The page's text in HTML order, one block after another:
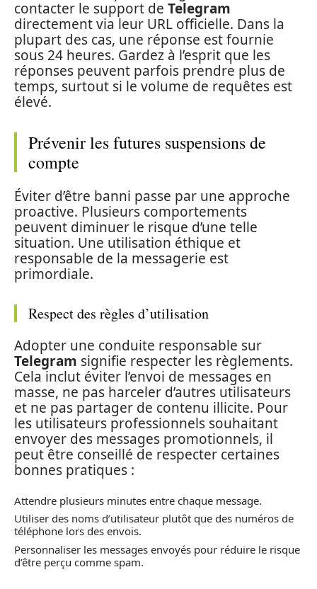
contacter le support de Telegram
directement via leur URL officielle. Dans la
plupart des cas, une réponse est fournie
sous 24 heures. Gardez à l’esprit que les
réponses peuvent parfois prendre plus de
temps, surtout si le volume de requêtes est
élevé.
Prévenir les futures suspensions de
compte
Éviter d’être banni passe par une approche
proactive. Plusieurs comportements
peuvent diminuer le risque d’une telle
situation. Une utilisation éthique et
responsable de la messagerie est
primordiale.
Respect des règles d’utilisation
Adopter une conduite responsable sur
Telegram signifie respecter les règlements.
Cela inclut éviter l’envoi de messages en
masse, ne pas harceler d’autres utilisateurs
et ne pas partager de contenu illicite. Pour
les utilisateurs professionnels souhaitant
envoyer des messages promotionnels, il
peut être conseillé de respecter certaines
bonnes pratiques :
Attendre plusieurs minutes entre chaque message.
Utiliser des noms d’utilisateur plutôt que des numéros de
téléphone lors des envois.
Personnaliser les messages envoyés pour réduire le risque
d’être perçu comme spam.